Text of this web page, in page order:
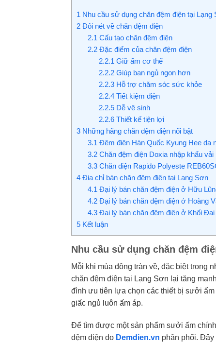
1 Nhu cầu sử dụng chăn đệm điện tại Lạng
2 Đôi nét về chăn đệm điện
2.1 Cấu tạo chăn đệm điện
2.2Đặc điểm của chăn đệm điện
2.2.1 Giữ ấm cơ thể
2.2.2Giúp bạn ngủ ngon hơn
2.2.3Hỗ trợ chăm sóc sức khỏe
2.2.4Tiết kiệm điện
2.2.5Dễ vệ sinh
2.2.6Thiết kế tiện lợi
3 Những hãng chăn đệm điện nổi bật
3.1 Đệm điện Hàn Quốc Kyung Hee dạ
3.2Chăn đệm điện Doxia nhập khẩu vải
3.3Chăn điện Rapido Polyeste
4 Địa chỉ bán chăn đệm điện tại Lạng Sơn
4.1 Đại lý bán chăn đệm điện ở Hữu
4.2Đại lý bán chăn đệm điện ở Hoàng
4.3Đại lý bán chăn đệm điện ở Khối Đại
5 Kết luận
Nhu cầu sử dụng chăn đệm
Mỗi khi mùa đông tràn về, đặc biệt trong
chăn đệm điện tại Lạng Sơn lại tăng
đình ưu tiên lựa chọn các thiết bị sưởi
giấc ngủ luôn ấm áp.
Để tìm được một sản phẩm sưởi ấm
đệm điện do Demdien.vn phân phối.